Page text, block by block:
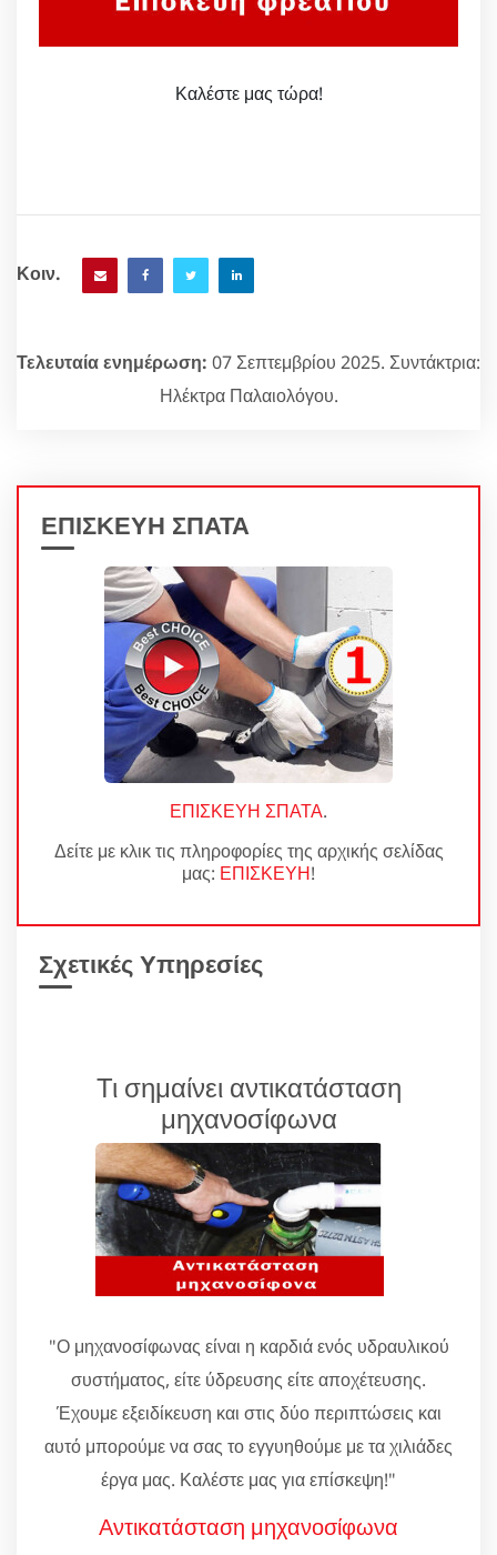
Καλέστε μας τώρα!
Κοιν.
Τελευταία ενημέρωση: 07 Σεπτεμβρίου 2025. Συντάκτρια:
Ηλέκτρα Παλαιολόγου.
ΕΠΙΣΚΕΥΗ ΣΠΑΤΑ
ΕΠΙΣΚΕΥΗ ΣΠΑΤΑ.
Δείτε με κλικ τις πληροφορίες της αρχικής σελίδας
μας: ΕΠΙΣΚΕΥΗ!
Σχετικές Υπηρεσίες
Τι σημαίνει αντικατάσταση
μηχανοσίφωνα
"Ο μηχανοσίφωνας είναι η καρδιά ενός υδραυλικού
συστήματος, είτε ύδρευσης είτε αποχέτευσης.
Έχουμε εξειδίκευση και στις δύο περιπτώσεις και
αυτό μπορούμε να σας το εγγυηθούμε με τα χιλιάδες
έργα μας. Καλέστε μας για επίσκεψη!"
Αντικατάσταση μηχανοσίφωνα